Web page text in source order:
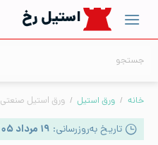
content
استیل رخ
خانه / ورق استیل / ورق استیل صنعتی
تاریخ به‌روزرسانی: ۱۹ مرداد ۱۴۰۵ | ۱۵:۴۲